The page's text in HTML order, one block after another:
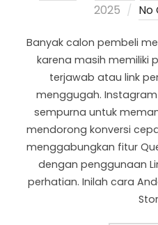
2025
No
Banyak calon pembeli
karena masih memiliki
terjawab atau link
menggugah.
sempurna untuk
mendorong konversi
menggabungkan fitur
dengan penggunaan
perhatian. Inilah cara